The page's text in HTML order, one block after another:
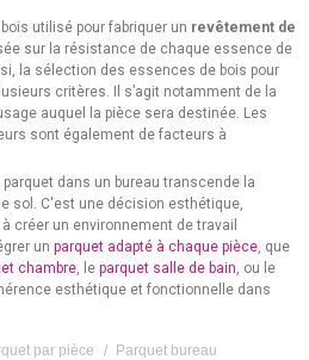
utilisé pour fabriquer un revêtement de
sur la résistance de chaque essence de
la sélection des essences de bois pour
critères. Il s’agit notamment de la
auquel la pièce sera destinée. Les
sont également de facteurs à
dans un bureau transcende la
sol. C'est une décision esthétique,
créer un environnement de travail
un parquet adapté à chaque pièce , que
chambre , le parquet salle de bain , ou le
esthétique et fonctionnelle dans
par pièce / Parquet bureau